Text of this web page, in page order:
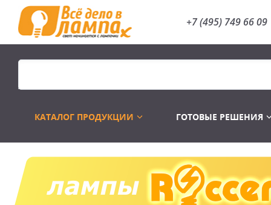
+7 (495) 749 66 09
КАТАЛОГ ПРОДУКЦИИ
Распродажа Лампы
ГОТОВЫЕ РЕШЕНИЯ